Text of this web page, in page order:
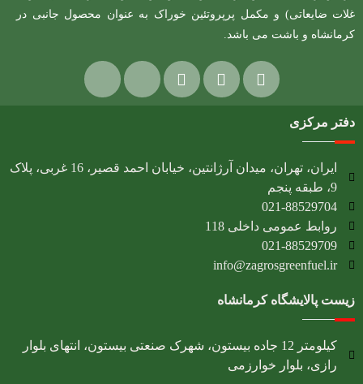
غلات ضایعاتی) و مکمل پرپروتئین خوراک به عنوان محصول جانبی در
کرمانشاه و باشت می باشد.
دفتر مرکزی
ایران، تهران، میدان آرژانتین، خیابان احمد قصیر، 16 غربی، پلاک
9، طبقه پنجم
021-88529704
روابط عمومی داخلی 118
021-88529709
info@zagrosgreenfuel.ir​
زیست پالایشگاه کرمانشاه
کیلومتر 12 جاده بیستون، شهرک صنعتی بیستون، انتهای بلوار
رازی، بلوار خوارزمی